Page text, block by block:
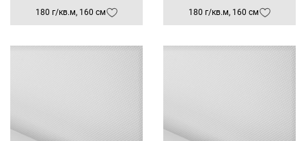
180 г/кв.м, 160 см
180 г/кв.м, 160 см